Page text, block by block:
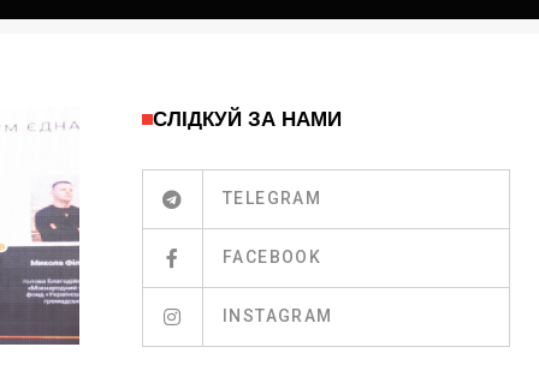
СЛІДКУЙ ЗА НАМИ
TELEGRAM
FACEBOOK
INSTAGRAM